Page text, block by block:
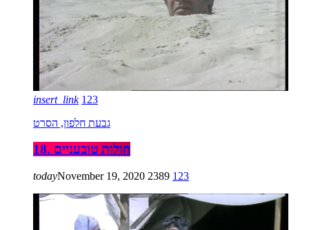
insert_link 123
גבעת חלפון, הסרט
18. חולות טובעניים
todayNovember 19, 2020 2389 123